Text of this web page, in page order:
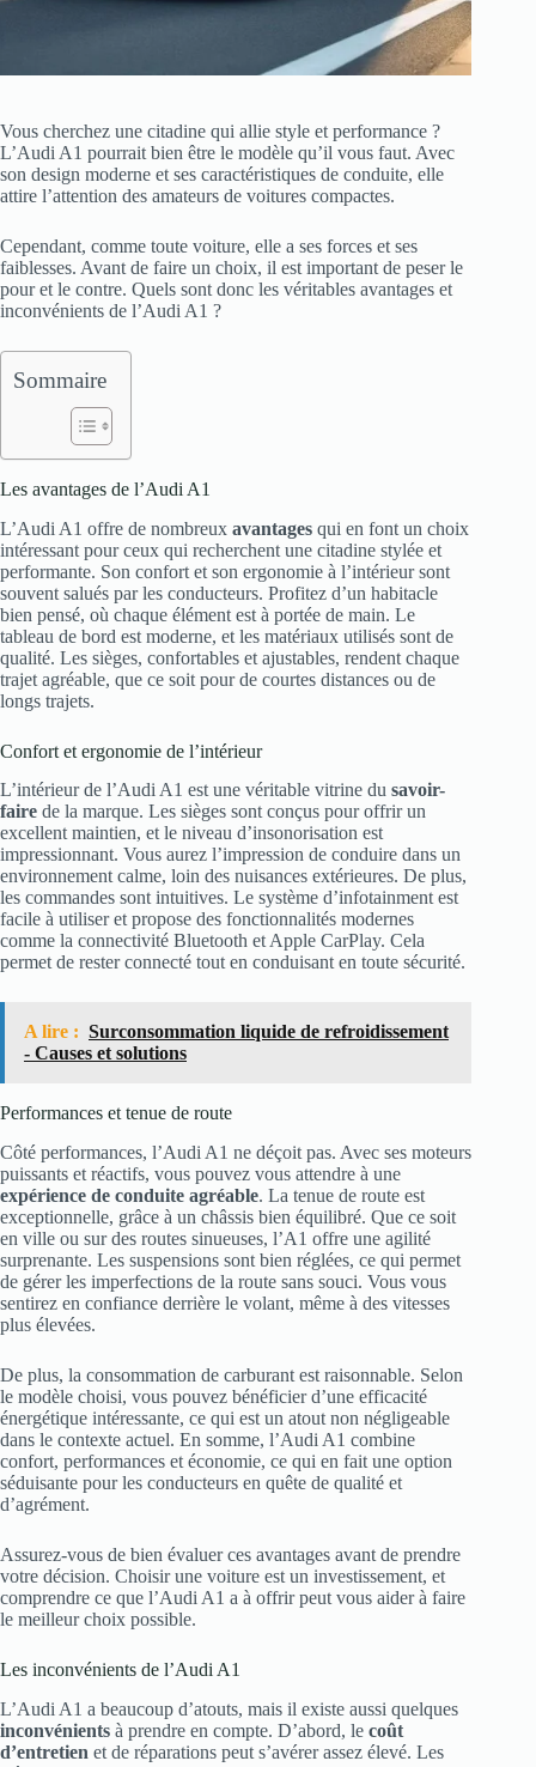
Vous cherchez une citadine qui allie style et performance ?
L’Audi A1 pourrait bien être le modèle qu’il vous faut. Avec
son design moderne et ses caractéristiques de conduite, elle
attire l’attention des amateurs de voitures compactes.
Cependant, comme toute voiture, elle a ses forces et ses
faiblesses. Avant de faire un choix, il est important de peser le
pour et le contre. Quels sont donc les véritables avantages et
inconvénients de l’Audi A1 ?
Sommaire
Les avantages de l’Audi A1
L’Audi A1 offre de nombreux avantages qui en font un choix
intéressant pour ceux qui recherchent une citadine stylée et
performante. Son confort et son ergonomie à l’intérieur sont
souvent salués par les conducteurs. Profitez d’un habitacle
bien pensé, où chaque élément est à portée de main. Le
tableau de bord est moderne, et les matériaux utilisés sont de
qualité. Les sièges, confortables et ajustables, rendent chaque
trajet agréable, que ce soit pour de courtes distances ou de
longs trajets.
Confort et ergonomie de l’intérieur
L’intérieur de l’Audi A1 est une véritable vitrine du savoir-
faire de la marque. Les sièges sont conçus pour offrir un
excellent maintien, et le niveau d’insonorisation est
impressionnant. Vous aurez l’impression de conduire dans un
environnement calme, loin des nuisances extérieures. De plus,
les commandes sont intuitives. Le système d’infotainment est
facile à utiliser et propose des fonctionnalités modernes
comme la connectivité Bluetooth et Apple CarPlay. Cela
permet de rester connecté tout en conduisant en toute sécurité.
A lire : Surconsommation liquide de refroidissement
- Causes et solutions
Performances et tenue de route
Côté performances, l’Audi A1 ne déçoit pas. Avec ses moteurs
puissants et réactifs, vous pouvez vous attendre à une
expérience de conduite agréable. La tenue de route est
exceptionnelle, grâce à un châssis bien équilibré. Que ce soit
en ville ou sur des routes sinueuses, l’A1 offre une agilité
surprenante. Les suspensions sont bien réglées, ce qui permet
de gérer les imperfections de la route sans souci. Vous vous
sentirez en confiance derrière le volant, même à des vitesses
plus élevées.
De plus, la consommation de carburant est raisonnable. Selon
le modèle choisi, vous pouvez bénéficier d’une efficacité
énergétique intéressante, ce qui est un atout non négligeable
dans le contexte actuel. En somme, l’Audi A1 combine
confort, performances et économie, ce qui en fait une option
séduisante pour les conducteurs en quête de qualité et
d’agrément.
Assurez-vous de bien évaluer ces avantages avant de prendre
votre décision. Choisir une voiture est un investissement, et
comprendre ce que l’Audi A1 a à offrir peut vous aider à faire
le meilleur choix possible.
Les inconvénients de l’Audi A1
L’Audi A1 a beaucoup d’atouts, mais il existe aussi quelques
inconvénients à prendre en compte. D’abord, le coût
d’entretien et de réparations peut s’avérer assez élevé. Les